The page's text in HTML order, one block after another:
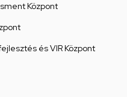
Központ
és VIR Központ